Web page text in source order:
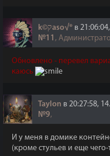
k©קaso√® в
№11 ,
Обновлено - перевел
каюсь
Taylon в 20:27:58,
№9,
И у меня в домике
(кроме стульев и еще